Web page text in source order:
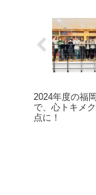
2024年度の福
で、心トキメ
点に！